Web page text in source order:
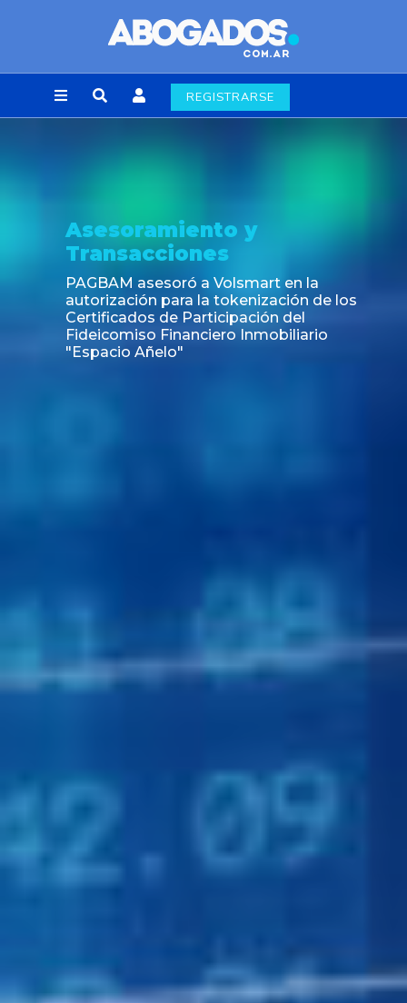
REGISTRARSE
Asesoramiento y
Transacciones
PAGBAM asesoró a Volsmart en la
autorización para la tokenización de los
Certificados de Participación del
Fideicomiso Financiero Inmobiliario
"Espacio Añelo"